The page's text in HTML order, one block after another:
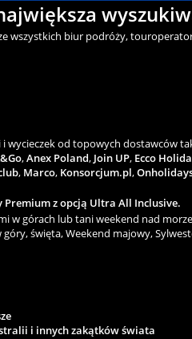
wszystkich biur podróży,
wycieczek od topowych dostawców
,Anex Poland, Join UP, Ecco
, Marco, Konsorcjum.pl,
z opcją Ultra All Inclusive.
w górach lub tani weekend nad
święta, Weekend majowy,
i innych zakątków świata